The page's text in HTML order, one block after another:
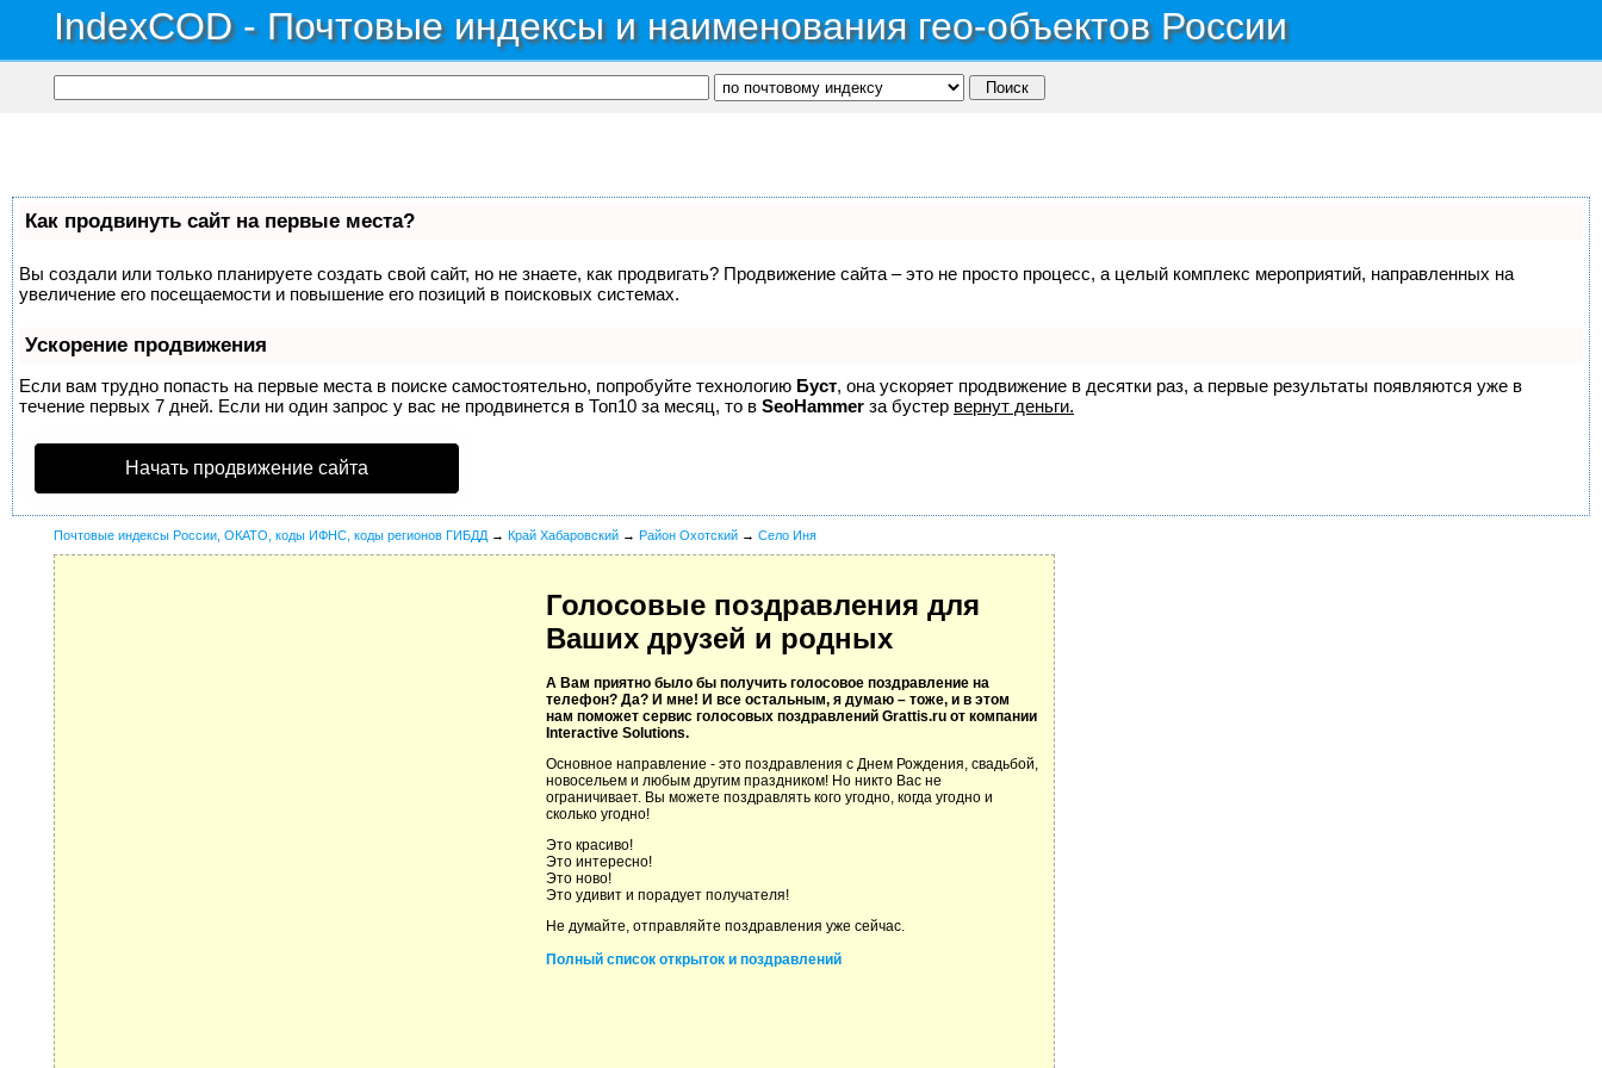
IndexCOD - Почтовые индексы и наименования гео-объектов России
Как продвинуть сайт на первые места?
Вы создали или только планируете создать свой сайт, но не знаете, как продвигать? Продвижение сайта – это не просто процесс, а целый комплекс мероприятий, направленных на
увеличение его посещаемости и повышение его позиций в поисковых системах.
Ускорение продвижения
Если вам трудно попасть на первые места в поиске самостоятельно, попробуйте технологию Буст, она ускоряет продвижение в десятки раз, а первые результаты появляются уже в
течение первых 7 дней. Если ни один запрос у вас не продвинется в Топ10 за месяц, то в SeoHammer за бустер вернут деньги.
Начать продвижение сайта
Почтовые индексы России, ОКАТО, коды ИФНС, коды регионов ГИБДД → Край Хабаровский → Район Охотский → Село Иня
Голосовые поздравления для
Ваших друзей и родных
А Вам приятно было бы получить голосовое поздравление на
телефон? Да? И мне! И все остальным, я думаю – тоже, и в этом
нам поможет сервис голосовых поздравлений Grattis.ru от компании
Interactive Solutions.
Основное направление - это поздравления с Днем Рождения, свадьбой,
новосельем и любым другим праздником! Но никто Вас не
ограничивает. Вы можете поздравлять кого угодно, когда угодно и
сколько угодно!
Это красиво!
Это интересно!
Это ново!
Это удивит и порадует получателя!
Не думайте, отправляйте поздравления уже сейчас.
Полный список открыток и поздравлений